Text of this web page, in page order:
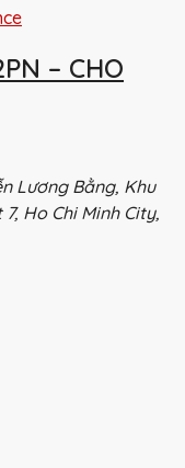
– CHO
Lương Bằng, Khu
Ho Chi Minh City,